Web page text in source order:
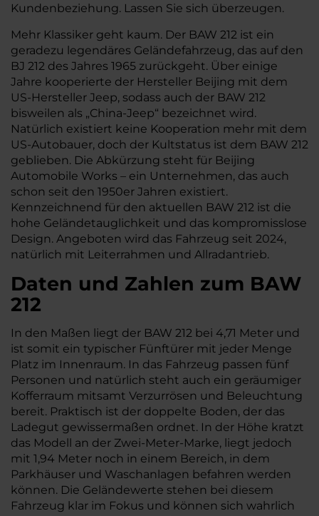
Kundenbeziehung. Lassen Sie sich überzeugen.
Mehr Klassiker geht kaum. Der BAW 212 ist ein
geradezu legendäres Geländefahrzeug, das auf den
BJ 212 des Jahres 1965 zurückgeht. Über einige
Jahre kooperierte der Hersteller Beijing mit dem
US-Hersteller Jeep, sodass auch der BAW 212
bisweilen als „China-Jeep“ bezeichnet wird.
Natürlich existiert keine Kooperation mehr mit dem
US-Autobauer, doch der Kultstatus ist dem BAW 212
geblieben. Die Abkürzung steht für Beijing
Automobile Works – ein Unternehmen, das auch
schon seit den 1950er Jahren existiert.
Kennzeichnend für den aktuellen BAW 212 ist die
hohe Geländetauglichkeit und das kompromisslose
Design. Angeboten wird das Fahrzeug seit 2024,
natürlich mit Leiterrahmen und Allradantrieb.
Daten und Zahlen zum BAW
212
In den Maßen liegt der BAW 212 bei 4,71 Meter und
ist somit ein typischer Fünftürer mit jeder Menge
Platz im Innenraum. In das Fahrzeug passen fünf
Personen und natürlich steht auch ein geräumiger
Kofferraum mitsamt Verzurrösen und Beleuchtung
bereit. Praktisch ist der doppelte Boden, der das
Ladegut gewissermaßen ordnet. In der Höhe kratzt
das Modell an der Zwei-Meter-Marke, liegt jedoch
mit 1,94 Meter noch in einem Bereich, in dem
Parkhäuser und Waschanlagen befahren werden
können. Die Geländewerte stehen bei diesem
Fahrzeug klar im Fokus und können sich wahrlich